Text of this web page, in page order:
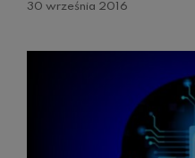
30 września 2016